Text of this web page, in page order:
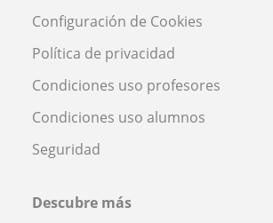
Configuración de Cookies
Política de privacidad
Condiciones uso profesores
Condiciones uso alumnos
Seguridad
Descubre más